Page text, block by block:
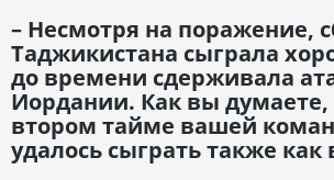
– Несмотря на поражение,
Таджикистана сыграла
до времени сдерживала
Иордании. Как вы
втором тайме вашей
удалось сыграть также как